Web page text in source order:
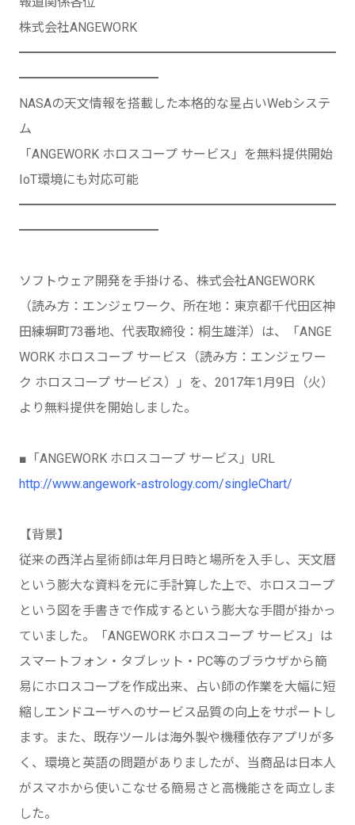
株式会社ANGEWORK
━━━━━━━━━━━━━━━━━━━━━━━━━
━━━━━━━━━━━
NASAの天文情報を搭載した本格的な星占いWebシステ
ム
「ANGEWORK ホロスコープ サービス」を無料提供開始
IoT環境にも対応可能
━━━━━━━━━━━━━━━━━━━━━━━━━
━━━━━━━━━━━
ソフトウェア開発を手掛ける、株式会社ANGEWORK
（読み方：エンジェワーク、所在地：東京都千代田区神
田練塀町73番地、代表取締役：桐生雄洋）は、「ANGE
WORK ホロスコープ サービス（読み方：エンジェワー
ク ホロスコープ サービス）」を、2017年1月9日（火）
より無料提供を開始しました。
■「ANGEWORK ホロスコープ サービス」URL
http://www.angework-astrology.com/singleChart/
【背景】
従来の西洋占星術師は年月日時と場所を入手し、天文暦
という膨大な資料を元に手計算した上で、ホロスコープ
という図を手書きで作成するという膨大な手間が掛かっ
ていました。「ANGEWORK ホロスコープ サービス」は
スマートフォン・タブレット・PC等のブラウザから簡
易にホロスコープを作成出来、占い師の作業を大幅に短
縮しエンドユーザへのサービス品質の向上をサポートし
ます。また、既存ツールは海外製や機種依存アプリが多
く、環境と英語の問題がありましたが、当商品は日本人
がスマホから使いこなせる簡易さと高機能さを両立しま
した。